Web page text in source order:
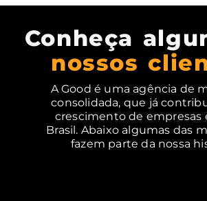
Conheça
nossos
A Good é uma agência de
consolidada, que já
crescimento de empresas
Brasil. Abaixo algumas das
fazem parte da nossa